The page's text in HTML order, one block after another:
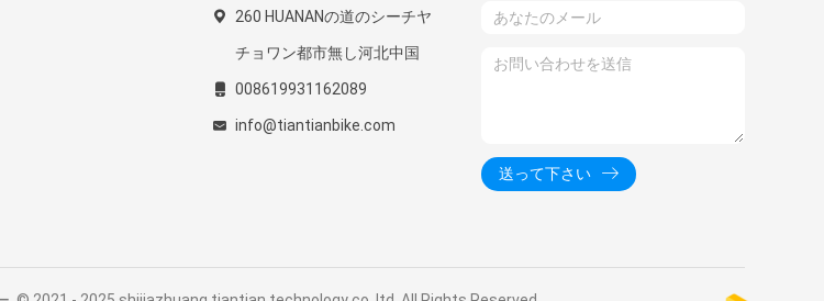
260 HUANANの道のシーチヤ
チョワン都市無し河北中国
008619931162089
info@tiantianbike.com
送って下さい